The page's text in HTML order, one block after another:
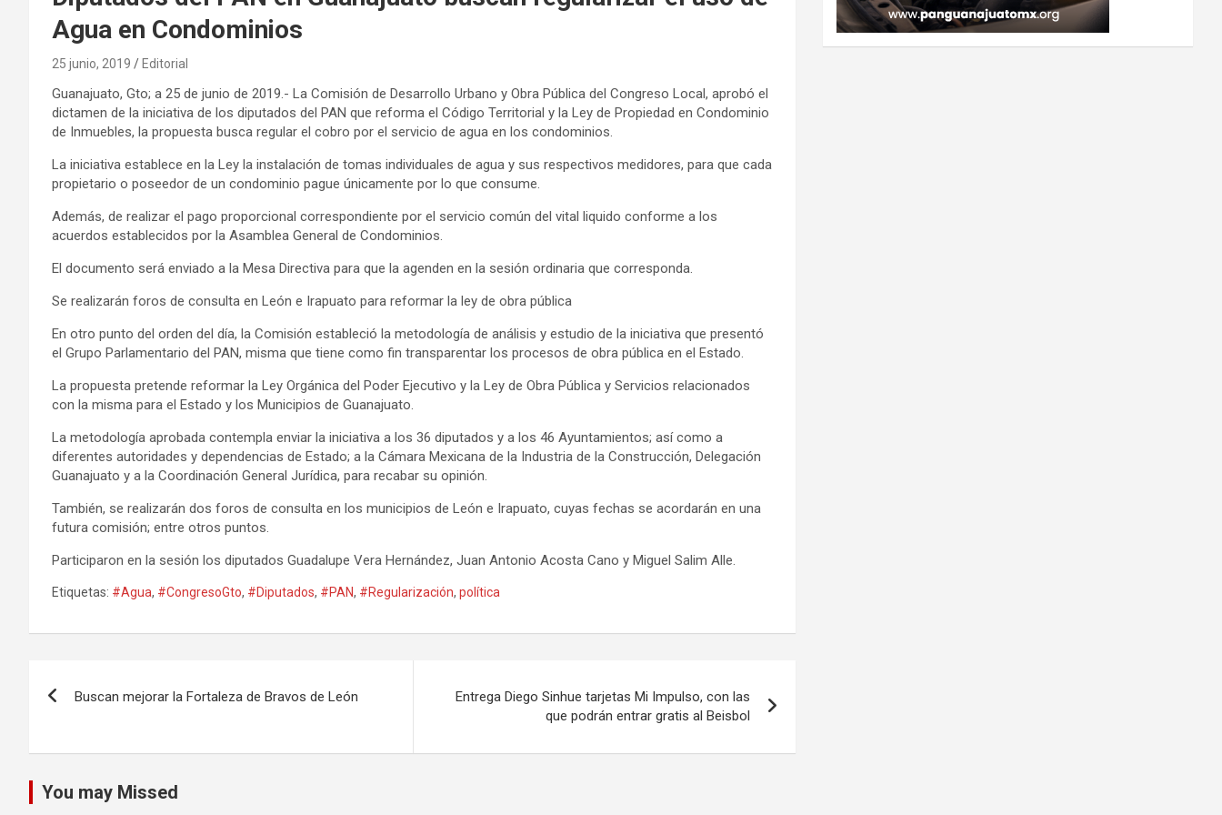
Agua en Condominios
25 junio, 2019 Editorial
Guanajuato, Gto; a 25 de junio de 2019.- La Comisión de Desarrollo Urbano y Obra Pública del Congreso Local, aprobó el
dictamen de la iniciativa de los diputados del PAN que reforma el Código Territorial y la Ley de Propiedad en Condominio
de Inmuebles, la propuesta busca regular el cobro por el servicio de agua en los condominios.
La iniciativa establece en la Ley la instalación de tomas individuales de agua y sus respectivos medidores, para que cada
propietario o poseedor de un condominio pague únicamente por lo que consume.
Además, de realizar el pago proporcional correspondiente por el servicio común del vital liquido conforme a los
acuerdos establecidos por la Asamblea General de Condominios.
El documento será enviado a la Mesa Directiva para que la agenden en la sesión ordinaria que corresponda.
Se realizarán foros de consulta en León e Irapuato para reformar la ley de obra pública
En otro punto del orden del día, la Comisión estableció la metodología de análisis y estudio de la iniciativa que presentó
el Grupo Parlamentario del PAN, misma que tiene como fin transparentar los procesos de obra pública en el Estado.
La propuesta pretende reformar la Ley Orgánica del Poder Ejecutivo y la Ley de Obra Pública y Servicios relacionados
con la misma para el Estado y los Municipios de Guanajuato.
La metodología aprobada contempla enviar la iniciativa a los 36 diputados y a los 46 Ayuntamientos; así como a
diferentes autoridades y dependencias de Estado; a la Cámara Mexicana de la Industria de la Construcción, Delegación
Guanajuato y a la Coordinación General Jurídica, para recabar su opinión.
También, se realizarán dos foros de consulta en los municipios de León e Irapuato, cuyas fechas se acordarán en una
futura comisión; entre otros puntos.
Participaron en la sesión los diputados Guadalupe Vera Hernández, Juan Antonio Acosta Cano y Miguel Salim Alle.
Etiquetas: #Agua, #CongresoGto, #Diputados, #PAN, #Regularización, política
entradas
Buscan mejorar la Fortaleza de Bravos de León
Entrega Diego Sinhue tarjetas Mi Impulso, con las
que podrán entrar gratis al Beisbol
You may Missed